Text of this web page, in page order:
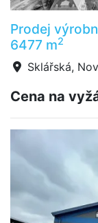
Prodej
6477 m2
Sklářská,
Cena na